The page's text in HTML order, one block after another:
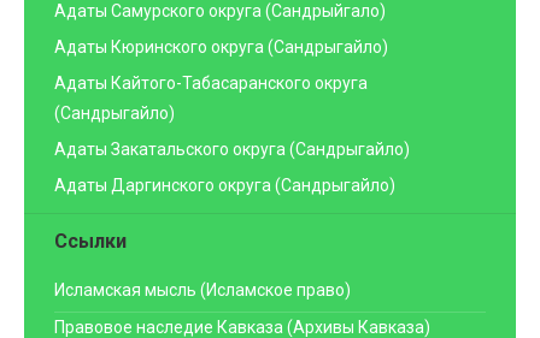
Адаты Самурского округа (Сандрыйгало)
Адаты Кюринского округа (Сандрыгайло)
Адаты Кайтого-Табасаранского округа
(Сандрыгайло)
Адаты Закатальского округа (Сандрыгайло)
Адаты Даргинского округа (Сандрыгайло)
Ссылки
Исламская мысль (Исламское право)
Правовое наследие Кавказа (Архивы Кавказа)